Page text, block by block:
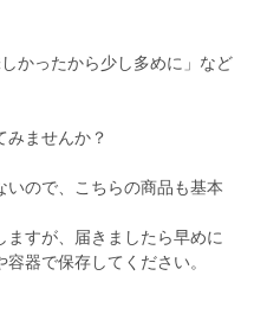
かったから少し多めに」など
みませんか？
ので、こちらの商品も基本
すが、届きましたら早めに
器で保存してください。